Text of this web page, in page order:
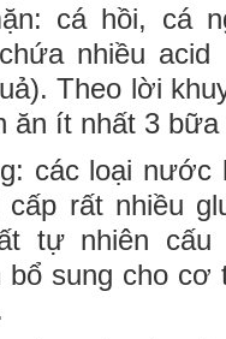
cá hồi, cá
nhiều acid
Theo lời
ăn ít nhất 3 bữa
các loại nước
rất nhiều
tự nhiên cấu
sung cho